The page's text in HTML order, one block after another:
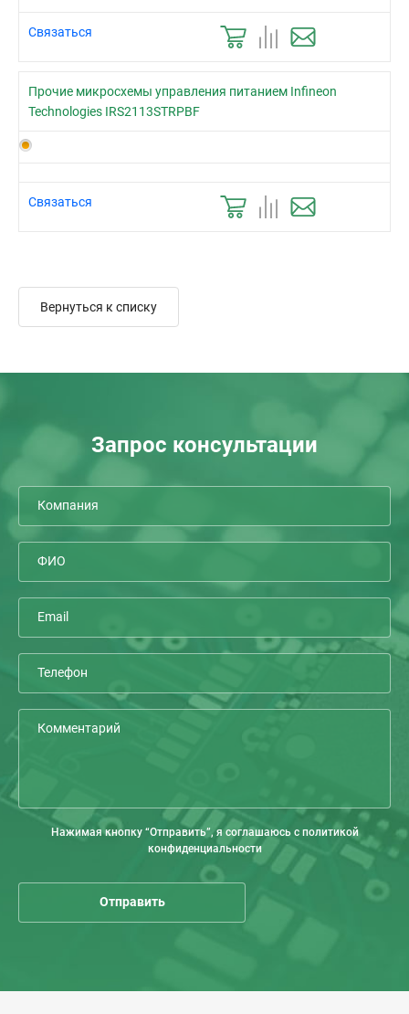
Связаться
Прочие микросхемы управления питанием Infineon
Technologies IRS2113STRPBF
Связаться
Вернуться к списку
Запрос консультации
Нажимая кнопку “Отправить”, я соглашаюсь с политикой
конфиденциальности